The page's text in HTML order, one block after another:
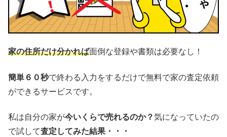
家の住所だけ分かれば面倒な登録や書類は必要なし！
簡単６０秒で終わる入力をするだけで無料で家の査定依頼
ができるサービスです。
私は自分の家が今いくらで売れるのか？気になっていたの
で試して査定してみた結果・・・